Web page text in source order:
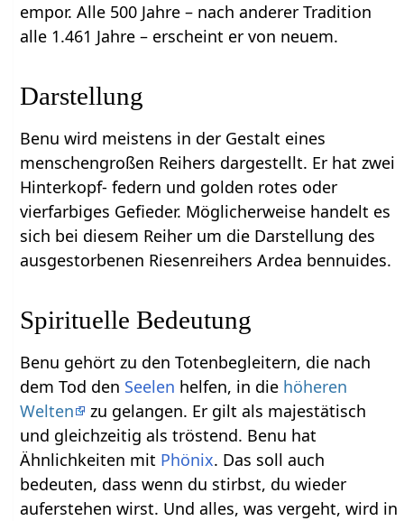
empor. Alle 500 Jahre – nach anderer Tradition
alle 1.461 Jahre – erscheint er von neuem.
Darstellung
Benu wird meistens in der Gestalt eines
menschengroßen Reihers dargestellt. Er hat zwei
Hinterkopf- federn und golden rotes oder
vierfarbiges Gefieder. Möglicherweise handelt es
sich bei diesem Reiher um die Darstellung des
ausgestorbenen Riesenreihers Ardea bennuides.
Spirituelle Bedeutung
Benu gehört zu den Totenbegleitern, die nach
dem Tod den Seelen helfen, in die höheren
Welten
zu gelangen. Er gilt als majestätisch
und gleichzeitig als tröstend. Benu hat
Ähnlichkeiten mit Phönix. Das soll auch
bedeuten, dass wenn du stirbst, du wieder
auferstehen wirst. Und alles, was vergeht, wird in